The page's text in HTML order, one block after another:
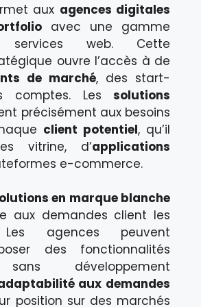
aux agences digitales
avec une gamme
web. Cette
ouvre l’accès à de
de marché, des start-
comptes. Lessolutions
précisément aux besoins
client potentiel, qu’il
vitrine, d’applications
e-commerce.
en marque blanche
aux demandes client les
agences peuvent
des fonctionnalités
sans développement
aux demandes
position sur des marchés